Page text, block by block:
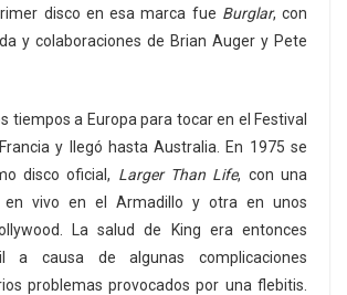
disco en esa marca fue Burglar, con
y colaboraciones de Brian Auger y Pete
tiempos a Europa para tocar en el Festival
y llegó hasta Australia. En 1975 se
disco oficial, Larger Than Life, con una
en vivo en el Armadillo y otra en unos
La salud de King era entonces
a causa de algunas complicaciones
problemas provocados por una flebitis.